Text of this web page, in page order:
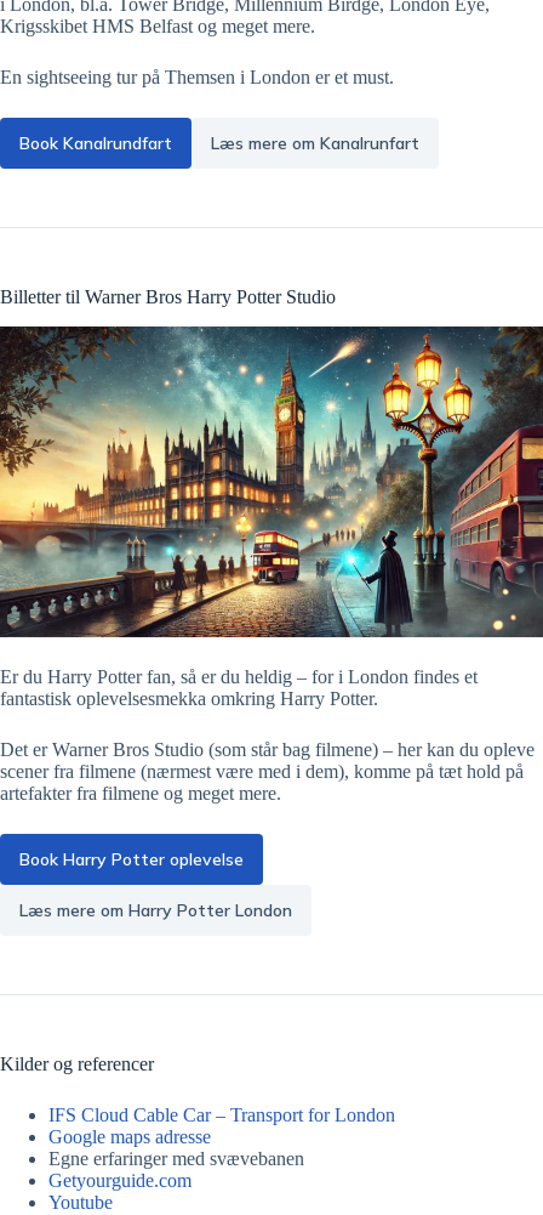
i London, bl.a. Tower Bridge, Millennium Birdge, London Eye,
Krigsskibet HMS Belfast og meget mere.
En sightseeing tur på Themsen i London er et must.
Book Kanalrundfart Læs mere om Kanalrunfart
Billetter til Warner Bros Harry Potter Studio
Er du Harry Potter fan, så er du heldig – for i London findes et
fantastisk oplevelsesmekka omkring Harry Potter.
Det er Warner Bros Studio (som står bag filmene) – her kan du opleve
scener fra filmene (nærmest være med i dem), komme på tæt hold på
artefakter fra filmene og meget mere.
Book Harry Potter oplevelse
Læs mere om Harry Potter London
Kilder og referencer
IFS Cloud Cable Car – Transport for London
Google maps adresse
Egne erfaringer med svævebanen
Getyourguide.com
Youtube